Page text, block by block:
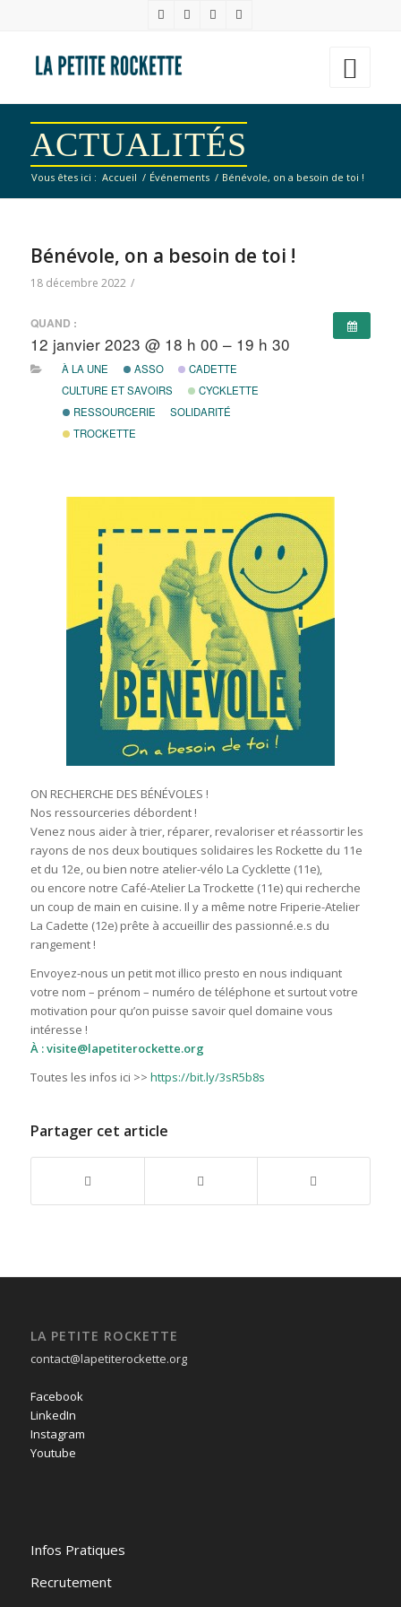
ACTUALITÉS
Vous êtes ici : Accueil / Événements / Bénévole, on a besoin de toi !
Bénévole, on a besoin de toi !
18 décembre 2022 /
QUAND :
12 janvier 2023 @ 18 h 00 – 19 h 30
À LA UNE ASSO
CADETTE
CULTURE ET SAVOIRS
CYCKLETTE
RESSOURCERIE
SOLIDARITÉ
TROCKETTE
ON RECHERCHE DES BÉNÉVOLES !
Nos ressourceries débordent !
Venez nous aider à trier, réparer, revaloriser et réassortir les
rayons de nos deux boutiques solidaires les Rockette du 11e
et du 12e, ou bien notre atelier-vélo La Cycklette (11e),
ou encore notre Café-Atelier La Trockette (11e) qui recherche
un coup de main en cuisine. Il y a même notre Friperie-Atelier
La Cadette (12e) prête à accueillir des passionné.e.s du
rangement !
Envoyez-nous un petit mot illico presto en nous indiquant
votre nom – prénom – numéro de téléphone et surtout votre
motivation pour qu’on puisse savoir quel domaine vous
intéresse !
À : visite@lapetiterockette.org
Toutes les infos ici >> https://bit.ly/3sR5b8s
Partager cet article
LA PETITE ROCKETTE
contact@lapetiterockette.org
Facebook
LinkedIn
Instagram
Youtube
Infos Pratiques
Recrutement